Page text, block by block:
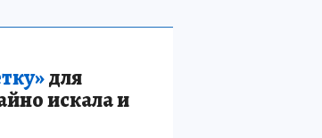
для
искала и